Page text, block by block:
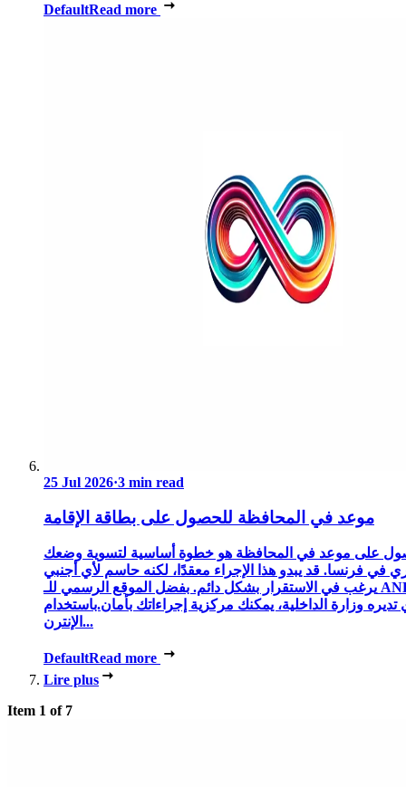
DefaultRead more
25 Jul 2026·3 min read
موعد في المحافظة للحصول على بطاقة الإقامة
على موعد في المحافظة هو خطوة أساسية لتسوية وضعك
في فرنسا. قد يبدو هذا الإجراء معقدًا، لكنه حاسم لأي أجنبي
يرغب في الاستقرار بشكل دائم. بفضل الموقع الرسمي للـ ANEF،
تديره وزارة الداخلية، يمكنك مركزية إجراءاتك بأمان.باستخدام
الإنترن...
DefaultRead more
Lire plus
Item 1 of 7